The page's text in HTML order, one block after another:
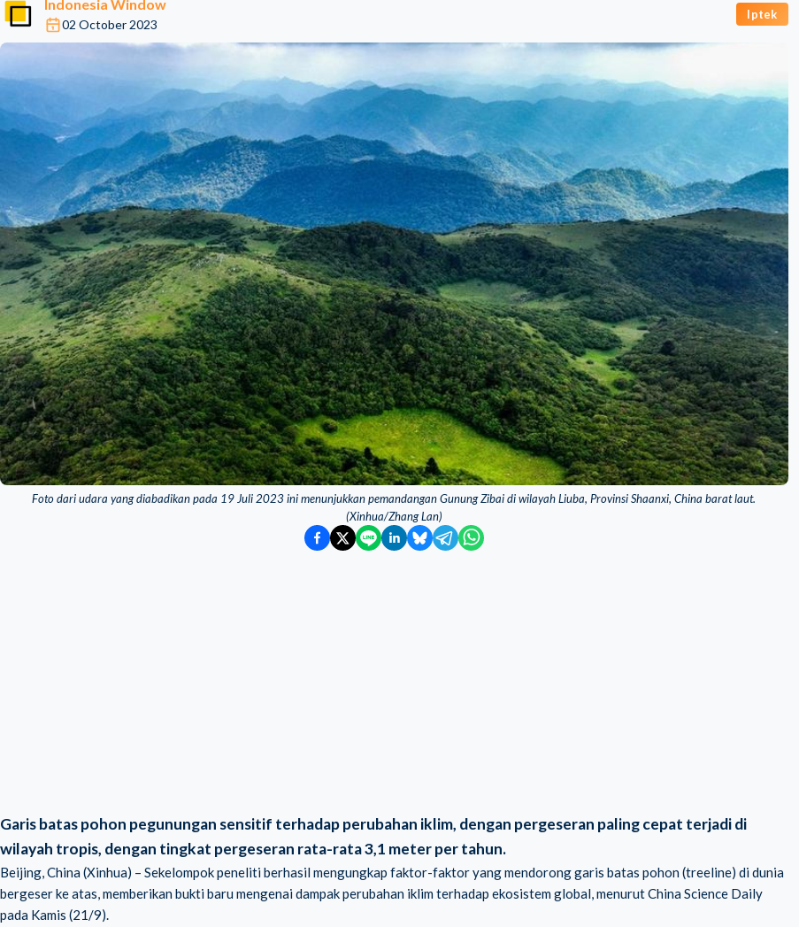
Indonesia Window
02 October 2023
Iptek
Foto dari udara yang diabadikan pada 19 Juli 2023 ini menunjukkan pemandangan Gunung Zibai di wilayah Liuba, Provinsi Shaanxi, China barat laut.
(Xinhua/Zhang Lan)
Garis batas pohon pegunungan sensitif terhadap perubahan iklim, dengan pergeseran paling cepat terjadi di
wilayah tropis, dengan tingkat pergeseran rata-rata 3,1 meter per tahun.
Beijing, China (Xinhua) – Sekelompok peneliti berhasil mengungkap faktor-faktor yang mendorong garis batas pohon (treeline) di dunia
bergeser ke atas, memberikan bukti baru mengenai dampak perubahan iklim terhadap ekosistem global, menurut China Science Daily
pada Kamis (21/9).